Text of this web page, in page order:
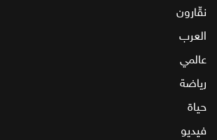
نقّارون
العرب
عالمي
رياضة
حياة
فيديو